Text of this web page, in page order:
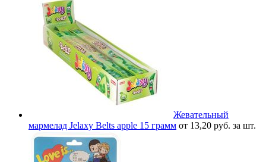
Жевательный
мармелад Jelaxy Belts apple 15 грамм от 13,20 руб. за шт.